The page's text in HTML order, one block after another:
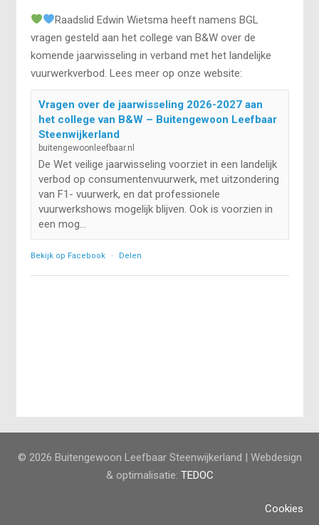
Raadslid Edwin Wietsma heeft namens BGL
vragen gesteld aan het college van B&W over de
komende jaarwisseling in verband met het landelijke
vuurwerkverbod. Lees meer op onze website:
Vragen over de jaarwisseling 2026-2027 aan
het college van B&W – Buitengewoon Leefbaar
Steenwijkerland
buitengewoonleefbaar.nl
De Wet veilige jaarwisseling voorziet in een landelijk
verbod op consumentenvuurwerk, met uitzondering
van F1- vuurwerk, en dat professionele
vuurwerkshows mogelijk blijven. Ook is voorzien in
een mog...
Bekijk op Facebook · Delen
© 2026 Buitengewoon Leefbaar Steenwijkerland | Webdesign
& optimalisatie: TEDOC
Cookies